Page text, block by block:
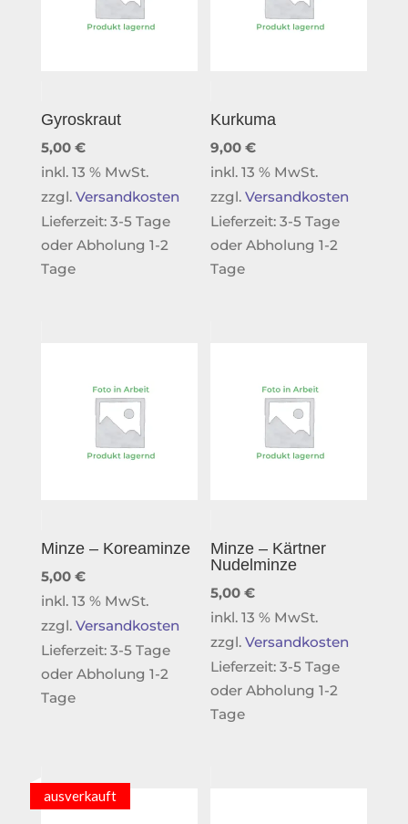
Gyroskraut
5,00 €
inkl. 13 % MwSt.
zzgl. Versandkosten
Lieferzeit: 3-5 Tage
oder Abholung 1-2
Tage
Kurkuma
9,00€
inkl. 13 % MwSt.
zzgl.Versandkosten
Lieferzeit:3-5 Tage
oder Abholung 1-2
Tage
Minze – Koreaminze
5,00 €
inkl. 13 % MwSt.
zzgl. Versandkosten
Lieferzeit: 3-5 Tage
oder Abholung 1-2
Tage
Minze – Kärtner
Nudelminze
5,00€
inkl. 13 % MwSt.
zzgl.Versandkosten
Lieferzeit:3-5 Tage
oder Abholung 1-2
Tage
ausverkauft